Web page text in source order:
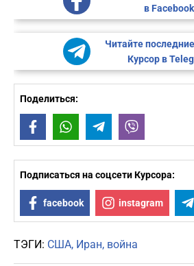
в Facebook
Читайте
Курсор в
Поделиться:
FacebookWhatsAppTelegram
Подписаться на соцсети Курсора:
facebook instagram
ТЭГИ: США Иран война